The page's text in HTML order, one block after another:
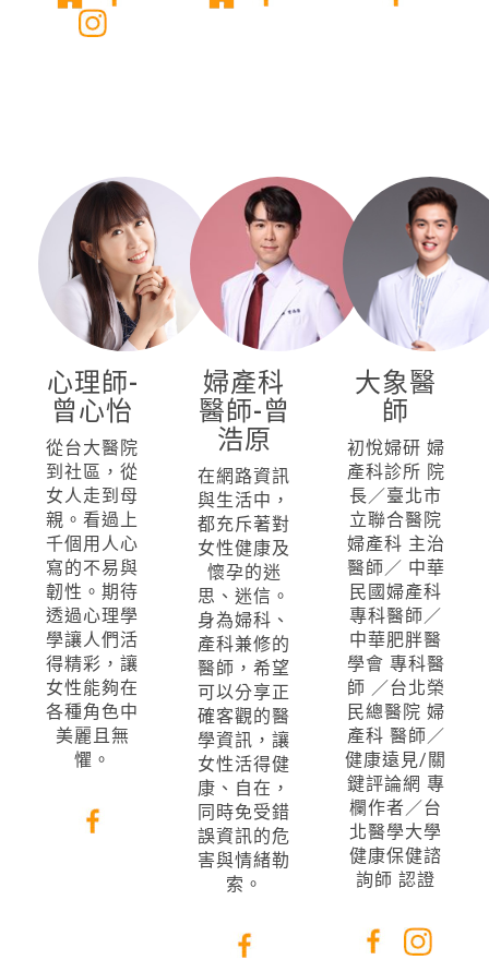
心理師-
曾心怡
從台大醫院
到社區，從
女人走到母
親。看過上
千個用人心
寫的不易與
韌性。期待
透過心理學
學讓人們活
得精彩，讓
女性能夠在
各種角色中
美麗且無
懼。
婦產科
醫師-曾
浩原
在網路資訊
與生活中，
都充斥著對
女性健康及
懷孕的迷
思、迷信。
身為婦科、
產科兼修的
醫師，希望
可以分享正
確客觀的醫
學資訊，讓
女性活得健
康、自在，
同時免受錯
誤資訊的危
害與情緒勒
索。
大象醫
師
初悅婦研 婦
產科診所 院
長／臺北市
立聯合醫院
婦產科 主治
醫師／ 中華
民國婦產科
專科醫師／
中華肥胖醫
學會 專科醫
師 ／台北榮
民總醫院 婦
產科 醫師／
健康遠見/關
鍵評論網 專
欄作者／台
北醫學大學
健康保健諮
詢師 認證